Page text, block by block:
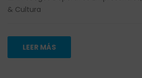
& Cultura
LEER MÁS